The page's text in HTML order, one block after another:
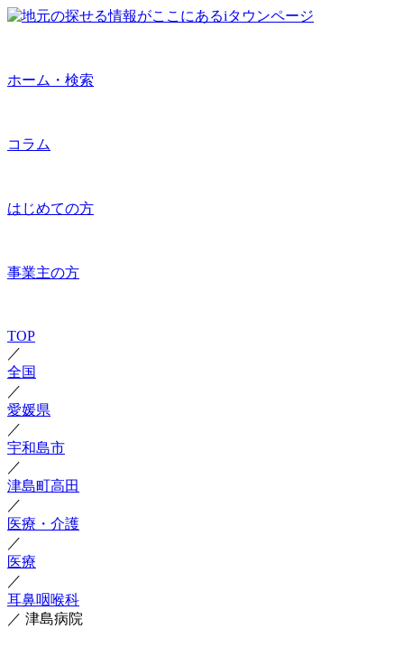
ホーム・検索
コラム
はじめての方
事業主の方
TOP
／
全国
／
愛媛県
／
宇和島市
／
津島町高田
／
医療・介護
／
医療
／
耳鼻咽喉科
／ 津島病院